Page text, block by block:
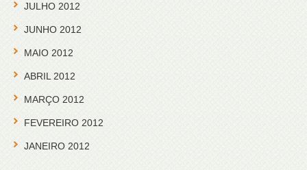
JULHO 2012
JUNHO 2012
MAIO 2012
ABRIL 2012
MARÇO 2012
FEVEREIRO 2012
JANEIRO 2012